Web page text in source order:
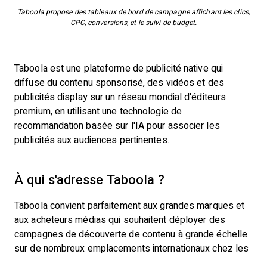
Taboola propose des tableaux de bord de campagne affichant les clics,
CPC, conversions, et le suivi de budget.
Taboola est une plateforme de publicité native qui
diffuse du contenu sponsorisé, des vidéos et des
publicités display sur un réseau mondial d'éditeurs
premium, en utilisant une technologie de
recommandation basée sur l'IA pour associer les
publicités aux audiences pertinentes.
À qui s'adresse Taboola ?
Taboola convient parfaitement aux grandes marques et
aux acheteurs médias qui souhaitent déployer des
campagnes de découverte de contenu à grande échelle
sur de nombreux emplacements internationaux chez les